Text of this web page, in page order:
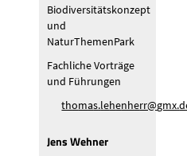
Biodiversitätskonzept
und
NaturThemenPark
Fachliche Vorträge
und Führungen
th m s l h nh rr gmx d
Jens Wehner